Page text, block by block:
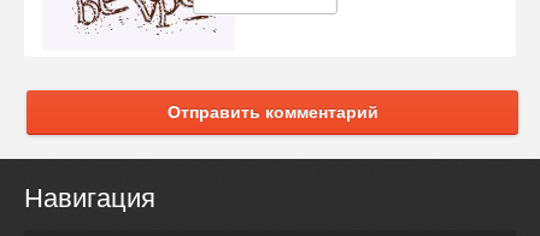
Отправить комментарий
Навигация